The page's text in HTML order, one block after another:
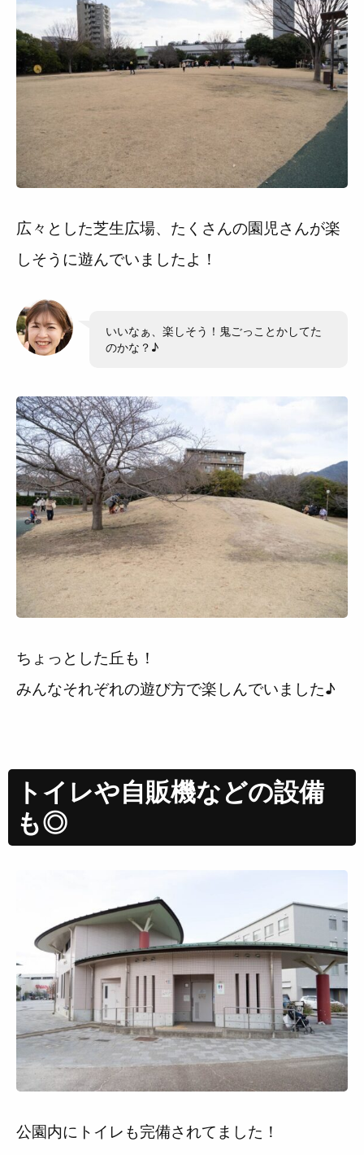
広々とした芝生広場、たくさんの園児さんが楽
しそうに遊んでいましたよ！
いいなぁ、楽しそう！鬼ごっことかしてた
のかな？♪
ちょっとした丘も！
みんなそれぞれの遊び方で楽しんでいました♪
トイレや自販機などの設備
も◎
公園内にトイレも完備されてました！